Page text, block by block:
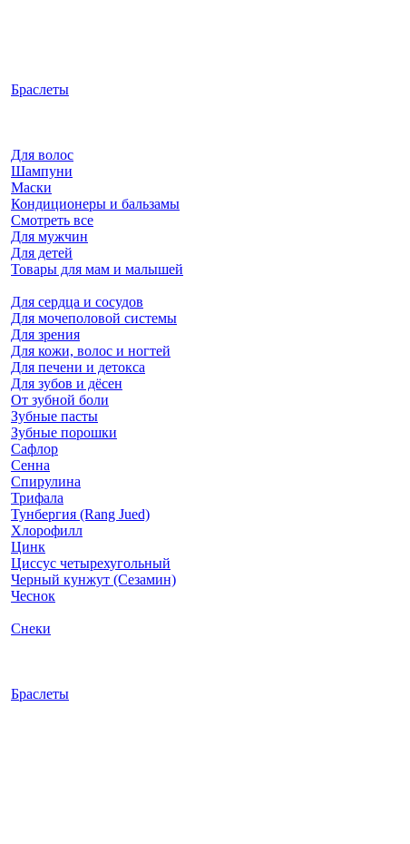
Браслеты
Для волос
Шампуни
Маски
Кондиционеры и бальзамы
Смотреть все
Для мужчин
Для детей
Товары для мам и малышей
Для сердца и сосудов
Для мочеполовой системы
Для зрения
Для кожи, волос и ногтей
Для печени и детокса
Для зубов и дёсен
От зубной боли
Зубные пасты
Зубные порошки
Сафлор
Сенна
Спирулина
Трифала
Тунбергия (Rang Jued)
Хлорофилл
Цинк
Циссус четырехугольный
Черный кунжут (Сезамин)
Чеснок
Снеки
Браслеты